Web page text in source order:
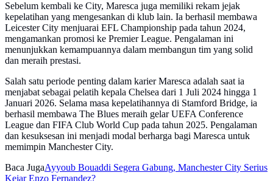
Sebelum kembali ke City, Maresca juga memiliki rekam jejak
kepelatihan yang mengesankan di klub lain. Ia berhasil membawa
Leicester City menjuarai EFL Championship pada tahun 2024,
mengamankan promosi ke Premier League. Pengalaman ini
menunjukkan kemampuannya dalam membangun tim yang solid
dan meraih prestasi.
Salah satu periode penting dalam karier Maresca adalah saat ia
menjabat sebagai pelatih kepala Chelsea dari 1 Juli 2024 hingga 1
Januari 2026. Selama masa kepelatihannya di Stamford Bridge, ia
berhasil membawa The Blues meraih gelar UEFA Conference
League dan FIFA Club World Cup pada tahun 2025. Pengalaman
dan kesuksesan ini menjadi modal berharga bagi Maresca untuk
memimpin Manchester City.
Baca JugaAyyoub Bouaddi Segera Gabung, Manchester City Serius
Kejar Enzo Fernandez?